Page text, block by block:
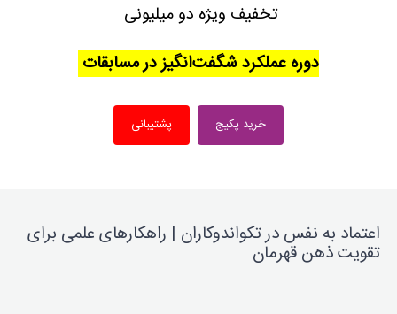
تخفیف ویژه دو میلیونی
دوره عملکرد شگفت‌انگیز در مسابقات
خرید پکیج پشتیبانی
اعتماد به نفس در تکواندوکاران | راهکارهای علمی برای
تقویت ذهن قهرمان